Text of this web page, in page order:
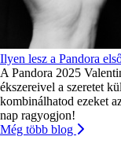
Ilyen lesz a Pandora
A Pandora 2025
ékszereivel a szeretet
kombinálhatod ezeket
nap ragyogjon!
Még több blog